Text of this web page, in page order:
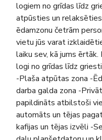
logiem no grīdas līdz
atpūsties un
ēdamzonu četrām
vietu jūs varat
laiku sev, kā jums
logi no grīdas līdz
-Plaša atpūtas zona -
darba galda zona -
papildināts atbilstoši
automāts un tējas
kafijas un tējas izvēli -